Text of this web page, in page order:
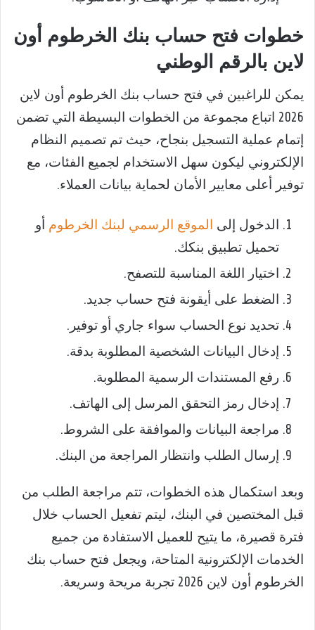
خطوات فتح حساب بنك الخرطوم أون
لاين بالرقم الوطني
يمكن للراغبين في فتح حساب بنك الخرطوم أون لاين
2026 اتباع مجموعة من الخطوات البسيطة التي تضمن
إتمام عملية التسجيل بنجاح، حيث تم تصميم النظام
الإلكتروني ليكون سهل الاستخدام لجميع الفئات، مع
توفير أعلى معايير الأمان لحماية بيانات العملاء.
الدخول إلى الموقع الرسمي لبنك الخرطوم أو
تحميل تطبيق بنكك.
اختيار اللغة المناسبة للتصفح.
الضغط على أيقونة فتح حساب جديد.
تحديد نوع الحساب سواء جاري أو توفير.
إدخال البيانات الشخصية المطلوبة بدقة.
رفع المستندات الرسمية المطلوبة.
إدخال رمز التحقق المرسل إلى الهاتف.
مراجعة البيانات والموافقة على الشروط.
إرسال الطلب وانتظار المراجعة من البنك.
وبعد استكمال هذه الخطوات، تتم مراجعة الطلب من
قبل المختصين في البنك، ليتم تفعيل الحساب خلال
فترة قصيرة، ما يتيح للعميل الاستفادة من جميع
الخدمات الإلكترونية المتاحة، ويجعل فتح حساب بنك
الخرطوم أون لاين 2026 تجربة مريحة وسريعة.